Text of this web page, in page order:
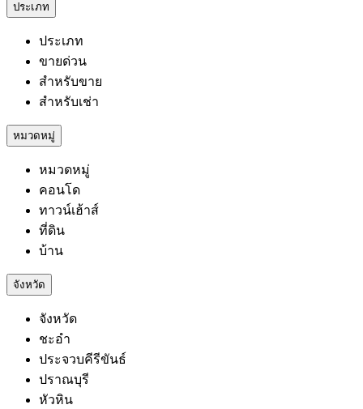
ประเภท
ประเภท
ขายด่วน
สำหรับขาย
สำหรับเช่า
หมวดหมู่
หมวดหมู่
คอนโด
ทาวน์เฮ้าส์
ที่ดิน
บ้าน
จังหวัด
จังหวัด
ชะอำ
ประจวบคีรีขันธ์
ปราณบุรี
หัวหิน